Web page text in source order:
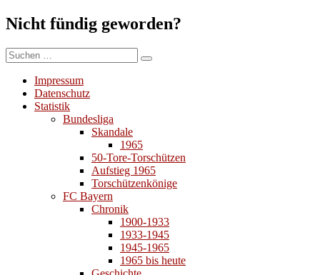
Nicht fündig geworden?
Suchen
nach:
Suchen
Impressum
Datenschutz
Statistik
Bundesliga
Skandale
1965
50-Tore-Torschützen
Aufstieg 1965
Torschützenkönige
FC Bayern
Chronik
1900-1933
1933-1945
1945-1965
1965 bis heute